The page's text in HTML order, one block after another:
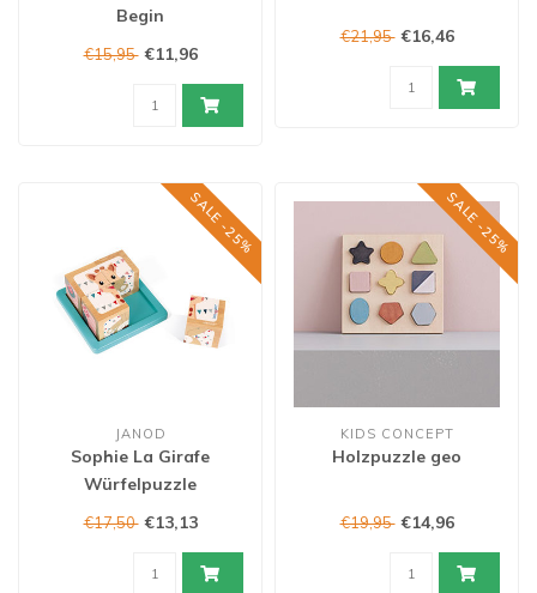
Begin
€15,95 €11,96
€21,95 €16,46
SALE -25%
JANOD
Sophie La Girafe
Würfelpuzzle
€17,50 €13,13
SALE -25%
KIDS CONCEPT
Holzpuzzle geo
€19,95 €14,96